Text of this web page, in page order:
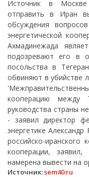
Источник в
отправить в Иран
обсуждения
энергетической
Ахмадинежада
подозревают его в
посольства в
обвиняют в убийстве
кооперацию
руководства страны
- заявил директор
энергетике
российско-иранского
кооперации,
намерена вывести на
Источник:sem40.ru